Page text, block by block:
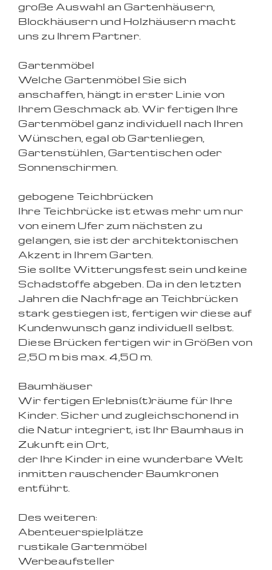
große Auswahl an Gartenhäusern,
Blockhäusern und Holzhäusern macht
uns zu Ihrem Partner.
Gartenmöbel
Welche Gartenmöbel Sie sich
anschaffen, hängt in erster Linie von
Ihrem Geschmack ab. Wir fertigen Ihre
Gartenmöbel ganz individuell nach Ihren
Wünschen, egal ob Gartenliegen,
Gartenstühlen, Gartentischen oder
Sonnenschirmen.
gebogene Teichbrücken
Ihre Teichbrücke ist etwas mehr um nur
von einem Ufer zum nächsten zu
gelangen, sie ist der architektonischen
Akzent in Ihrem Garten.
Sie sollte Witterungsfest sein und keine
Schadstoffe abgeben. Da in den letzten
Jahren die Nachfrage an Teichbrücken
stark gestiegen ist, fertigen wir diese auf
Kundenwunsch ganz individuell selbst.
Diese Brücken fertigen wir in Größen von
2,50 m bis max. 4,50 m.
Baumhäuser
Wir fertigen Erlebnis(t)räume für Ihre
Kinder. Sicher und zugleichschonend in
die Natur integriert, ist Ihr Baumhaus in
Zukunft ein Ort,
der Ihre Kinder in eine wunderbare Welt
inmitten rauschender Baumkronen
entführt.
Des weiteren:
Abenteuerspielplätze
rustikale Gartenmöbel
Werbeaufsteller